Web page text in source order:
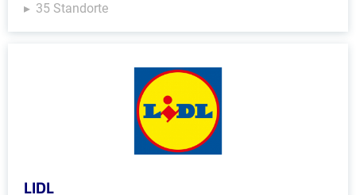
35 Standorte
LIDL